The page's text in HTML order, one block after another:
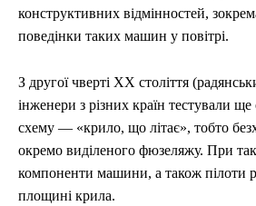
конструктивних відмінностей,
поведінки таких машин у повітрі.
З другої чверті XX століття
інженери з різних країн тестували
схему — «крило, що літає», тобто
окремо виділеного фюзеляжу. При
компоненти машини, а також пілоти
площині крила.